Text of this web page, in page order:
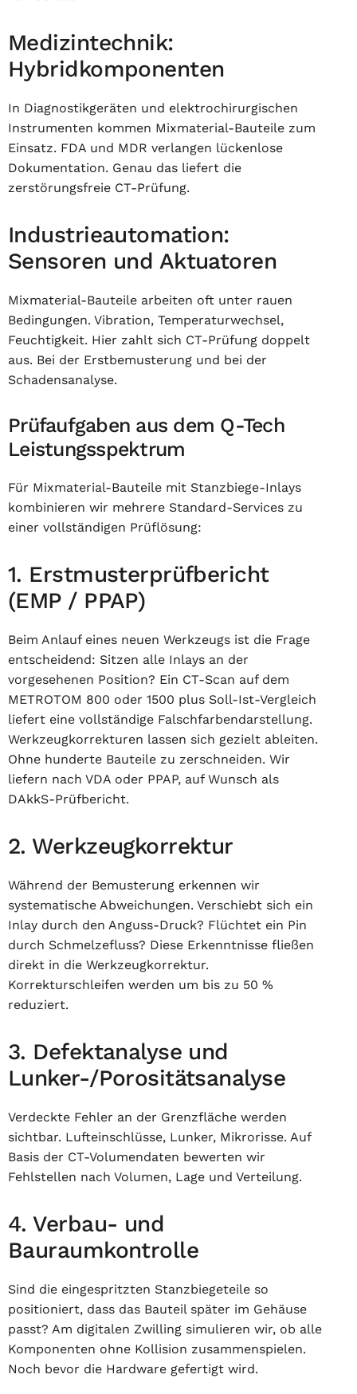
Medizintechnik:
Hybridkomponenten
In Diagnostikgeräten und elektrochirurgischen
Instrumenten kommen Mixmaterial-Bauteile zum
Einsatz. FDA und MDR verlangen lückenlose
Dokumentation. Genau das liefert die
zerstörungsfreie CT-Prüfung.
Industrieautomation:
Sensoren und Aktuatoren
Mixmaterial-Bauteile arbeiten oft unter rauen
Bedingungen. Vibration, Temperaturwechsel,
Feuchtigkeit. Hier zahlt sich CT-Prüfung doppelt
aus. Bei der Erstbemusterung und bei der
Schadensanalyse.
Prüfaufgaben aus dem Q-Tech
Leistungsspektrum
Für Mixmaterial-Bauteile mit Stanzbiege-Inlays
kombinieren wir mehrere Standard-Services zu
einer vollständigen Prüflösung:
1. Erstmusterprüfbericht
(EMP / PPAP)
Beim Anlauf eines neuen Werkzeugs ist die Frage
entscheidend: Sitzen alle Inlays an der
vorgesehenen Position? Ein CT-Scan auf dem
METROTOM 800 oder 1500 plus Soll-Ist-Vergleich
liefert eine vollständige Falschfarbendarstellung.
Werkzeugkorrekturen lassen sich gezielt ableiten.
Ohne hunderte Bauteile zu zerschneiden. Wir
liefern nach VDA oder PPAP, auf Wunsch als
DAkkS-Prüfbericht.
2. Werkzeugkorrektur
Während der Bemusterung erkennen wir
systematische Abweichungen. Verschiebt sich ein
Inlay durch den Anguss-Druck? Flüchtet ein Pin
durch Schmelzefluss? Diese Erkenntnisse fließen
direkt in die Werkzeugkorrektur.
Korrekturschleifen werden um bis zu 50 %
reduziert.
3. Defektanalyse und
Lunker-/Porositätsanalyse
Verdeckte Fehler an der Grenzfläche werden
sichtbar. Lufteinschlüsse, Lunker, Mikrorisse. Auf
Basis der CT-Volumendaten bewerten wir
Fehlstellen nach Volumen, Lage und Verteilung.
4. Verbau- und
Bauraumkontrolle
Sind die eingespritzten Stanzbiegeteile so
positioniert, dass das Bauteil später im Gehäuse
passt? Am digitalen Zwilling simulieren wir, ob alle
Komponenten ohne Kollision zusammenspielen.
Noch bevor die Hardware gefertigt wird.